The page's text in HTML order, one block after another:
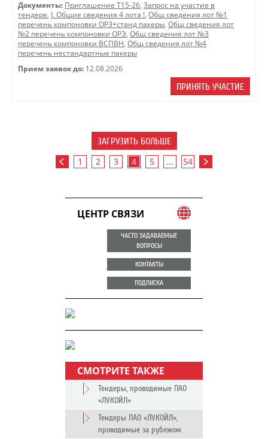
Документы: Приглашение Т15-26, Запрос на участие в
тендере, I. Общие сведения 4 лота !, Общ сведения лот №1
перечень компоновки ОРЗ+станд пакеры, Общ сведения лот
№2 перечень компоновки ОРЭ, Общ сведения лот №3
перечень компоновки ВСПВН, Общ сведения лот №4
перечень нестандартные пакеры
Прием заявок до: 12.08.2026
ПРИНЯТЬ УЧАСТИЕ
ЗАГРУЗИТЬ БОЛЬШЕ
1 2 3 4 5 ... 54
ЦЕНТР СВЯЗИ
ЧАСТО ЗАДАВАЕМЫЕ
ВОПРОСЫ
КОНТАКТЫ
ПОДПИСКА
СМОТРИТЕ ТАКЖЕ
Тендеры, проводимые ПАО
«ЛУКОЙЛ»
Тендеры ПАО «ЛУКОЙЛ»,
проводимые за рубежом